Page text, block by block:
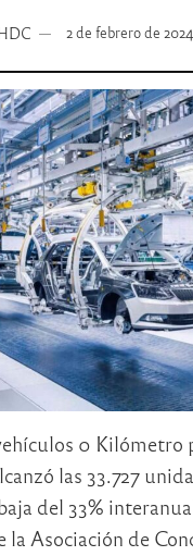
2 de febrero de 2024
0 Kilómetro
las 33.727
del 33%
la Asociación de